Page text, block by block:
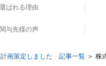
選ばれる理由
関与先様の声
インタビュー①
画策定しました！
ステム使ってます！
画策定しました 記事一覧 ＞ 株